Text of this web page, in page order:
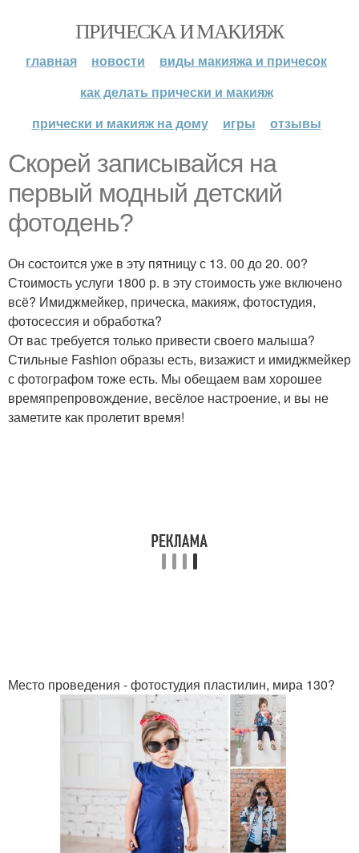
ПРИЧЕСКА И МАКИЯЖ
главная новости
виды макияжа и причесок
как делать прически и макияж
прически и макияж на дому
игры отзывы
Скорей записывайся на
первый модный детский
фотодень?
Он состоится уже в эту пятницу с 13. 00 до 20. 00?
Стоимость услуги 1800 р. в эту стоимость уже включено
всё? Имиджмейкер, прическа, макияж, фотостудия,
фотосессия и обработка?
От вас требуется только привести своего малыша?
Стильные Fashion образы есть, визажист и имиджмейкер
с фотографом тоже есть. Мы обещаем вам хорошее
времяпрепровождение, весёлое настроение, и вы не
заметите как пролетит время!
Место проведения - фотостудия пластилин, мира 130?